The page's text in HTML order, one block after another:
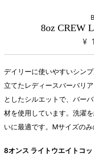
8oz CREW
¥
デイリーに使いやすいシン
立てたレディースバーバリ
としたシルエットで、バー
材を使用しています。洗濯
いに最適です。Mサイズのみ
8オンス ライトウエイトコッ